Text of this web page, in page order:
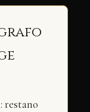
restano